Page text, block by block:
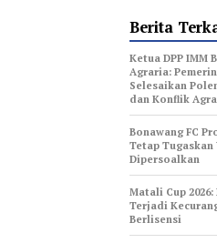
Berita
Ketua DPP IMM
Agraria:
Selesaikan
dan Konflik
Bonawang FC
Tetap Tugaskan
Dipersoalkan
Matali Cup 2026:
Terjadi
Berlisensi